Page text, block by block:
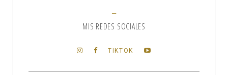
MIS REDES SOCIALES
TIKTOK